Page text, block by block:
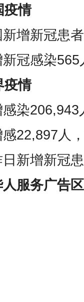
疫情
增新冠患
冠感染565
疫情
感染206,943
22,897人
新增新冠
服务广告区